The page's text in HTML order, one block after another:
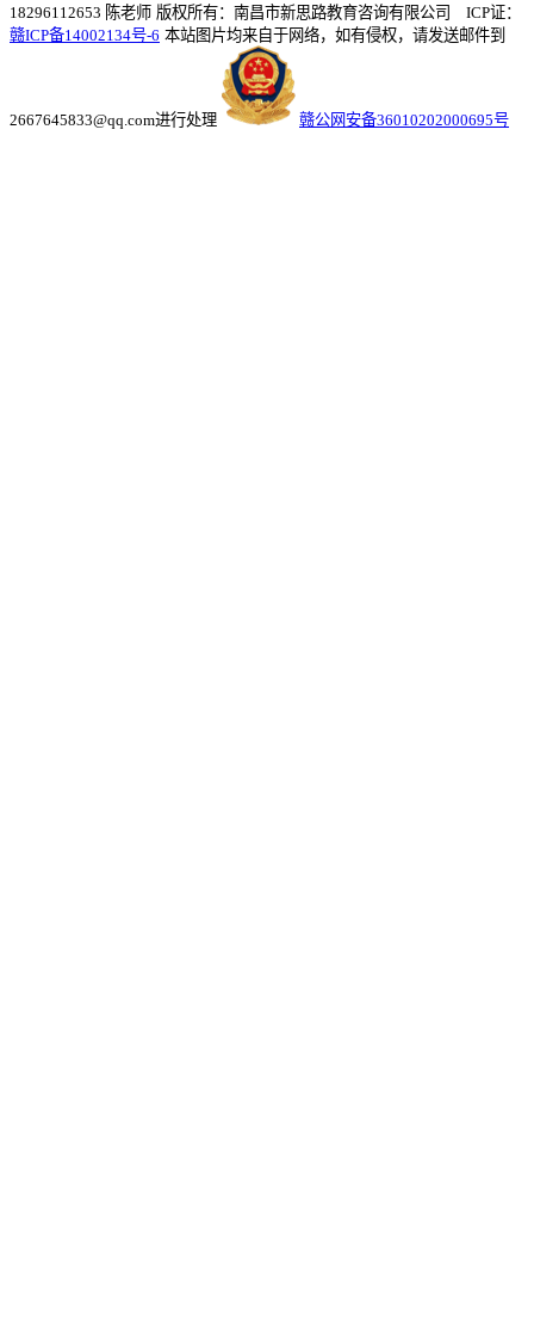
18296112653 陈老师 版权所有：南昌市新思路教育咨询有限公司 ICP证：
赣ICP备14002134号-6 本站图片均来自于网络，如有侵权，请发送邮件到
2667645833@qq.com进行处理 赣公网安备36010202000695号